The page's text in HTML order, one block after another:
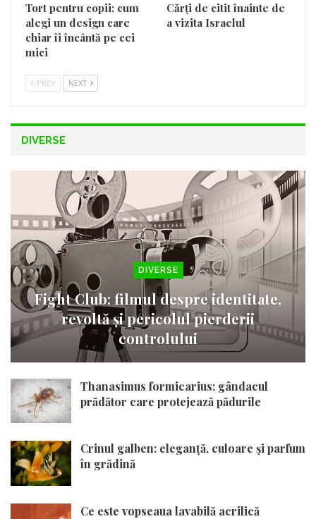
Tort pentru copii: cum
alegi un design care
chiar îi încântă pe cei
mici
Cărți de citit înainte de
a vizita Israelul
PREV NEXT
DIVERSE
DIVERSE
Fight Club: filmul despre identitate,
revoltă și pericolul pierderii
controlului
Thanasimus formicarius: gândacul
prădător care protejează pădurile
Crinul galben: eleganță, culoare și parfum
în grădină
Ce este vopseaua lavabilă acrilică